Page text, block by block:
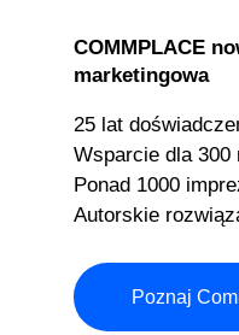
COMMPLACE
marketingowa
25 lat
Wsparcie dla 300
Ponad 1000
Autorskie
Poznaj